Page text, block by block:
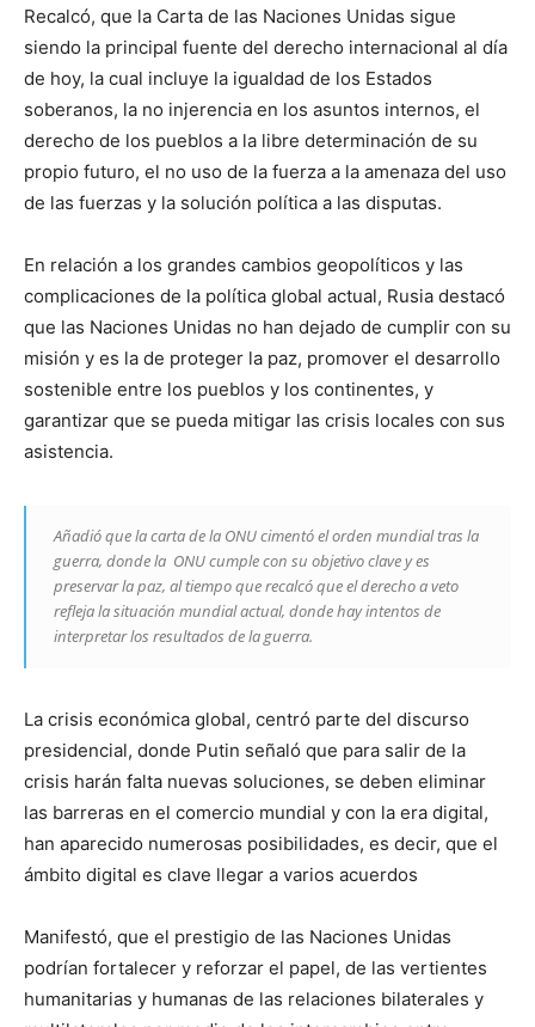
Recalcó, que la Carta de las Naciones Unidas sigue
siendo la principal fuente del derecho internacional al día
de hoy, la cual incluye la igualdad de los Estados
soberanos, la no injerencia en los asuntos internos, el
derecho de los pueblos a la libre determinación de su
propio futuro, el no uso de la fuerza a la amenaza del uso
de las fuerzas y la solución política a las disputas.
En relación a los grandes cambios geopolíticos y las
complicaciones de la política global actual, Rusia destacó
que las Naciones Unidas no han dejado de cumplir con su
misión y es la de proteger la paz, promover el desarrollo
sostenible entre los pueblos y los continentes, y
garantizar que se pueda mitigar las crisis locales con sus
asistencia.
Añadió que la carta de la ONU cimentó el orden mundial tras la
guerra, donde la ONU cumple con su objetivo clave y es
preservar la paz, al tiempo que recalcó que el derecho a veto
refleja la situación mundial actual, donde hay intentos de
interpretar los resultados de la guerra.
La crisis económica global, centró parte del discurso
presidencial, donde Putin señaló que para salir de la
crisis harán falta nuevas soluciones, se deben eliminar
las barreras en el comercio mundial y con la era digital,
han aparecido numerosas posibilidades, es decir, que el
ámbito digital es clave llegar a varios acuerdos
Manifestó, que el prestigio de las Naciones Unidas
podrían fortalecer y reforzar el papel, de las vertientes
humanitarias y humanas de las relaciones bilaterales y